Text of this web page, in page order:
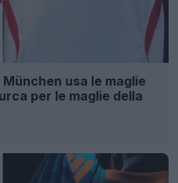
usa le maglie
per le maglie della